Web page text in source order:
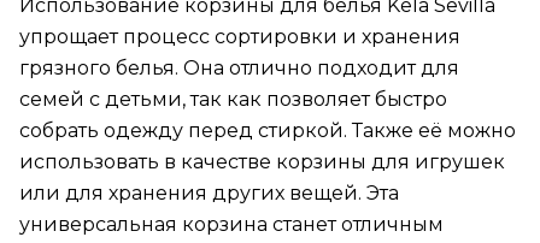
Использование корзины для белья Kela Sevilla
упрощает процесс сортировки и хранения
грязного белья. Она отлично подходит для
семей с детьми, так как позволяет быстро
собрать одежду перед стиркой. Также её можно
использовать в качестве корзины для игрушек
или для хранения других вещей. Эта
универсальная корзина станет отличным